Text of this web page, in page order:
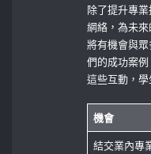
除了提升專
網絡，為未
將有機會與
們的成功案
這些互動，學
機會
結交業內專